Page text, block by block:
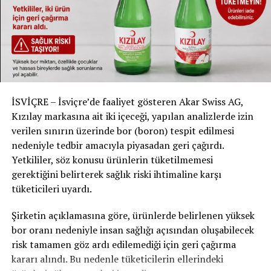
SOLOTHURN’DA ASGARİ ÜCRET TEKLİFİ REDDEDİLDİ
İSVİÇRE – İsviçre’de faaliyet gösteren Akar Swiss AG,
Kızılay markasına ait iki içeceği, yapılan analizlerde izin
verilen sınırın üzerinde bor (boron) tespit edilmesi
nedeniyle tedbir amacıyla piyasadan geri çağırdı.
Yetkililer, söz konusu ürünlerin tüketilmemesi
gerektiğini belirterek sağlık riski ihtimaline karşı
tüketicileri uyardı.
Şirketin açıklamasına göre, ürünlerde belirlenen yüksek
bor oranı nedeniyle insan sağlığı açısından oluşabilecek
risk tamamen göz ardı edilemediği için geri çağırma
kararı alındı. Bu nedenle tüketicilerin ellerindeki